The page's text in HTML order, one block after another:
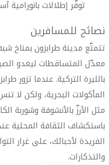
توفّر إطلالات بانورامية
نصائح للمسافرين
تتمتّع مدينة طرابزون بمناخ
معدّل المتساقطات ليغدو
بالليرة التركية. عندما تزور
المأكولات البحرية، ولكن لا
مثل الأرزّ بالأنشوفة وشوربة
باستكشاف الثقافة المحلية
الفريدة لأحبائك، على غرار
والتذكارات.